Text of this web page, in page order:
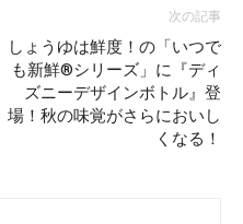
次の記事
しょうゆは鮮度！の「いつで
も新鮮®シリーズ」に『ディ
ズニーデザインボトル』登
場！秋の味覚がさらにおいし
くなる！